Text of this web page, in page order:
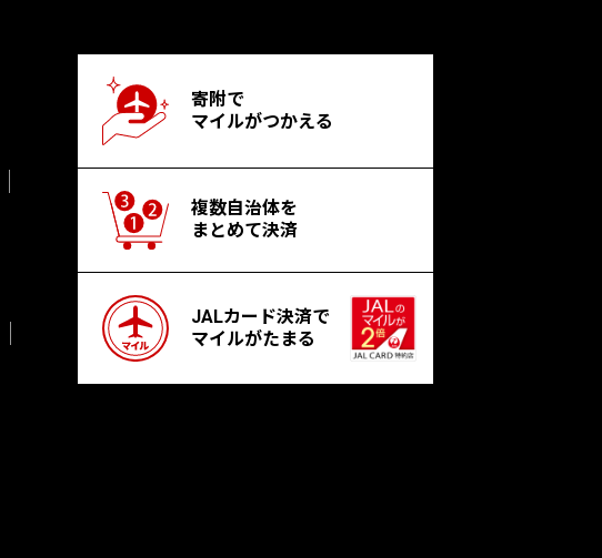
寄附で
マイルがつかえる
複数自治体を
まとめて決済
JALカード決済で
マイルがたまる